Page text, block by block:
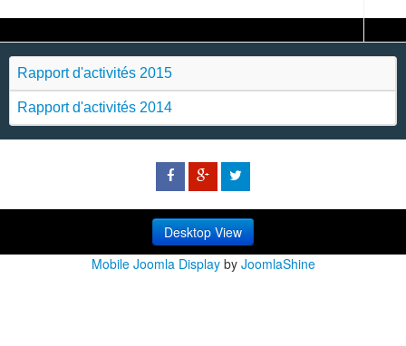
Rapport d'activités 2015
Rapport d'activités 2014
Desktop View
Mobile Joomla Displayby JoomlaShine